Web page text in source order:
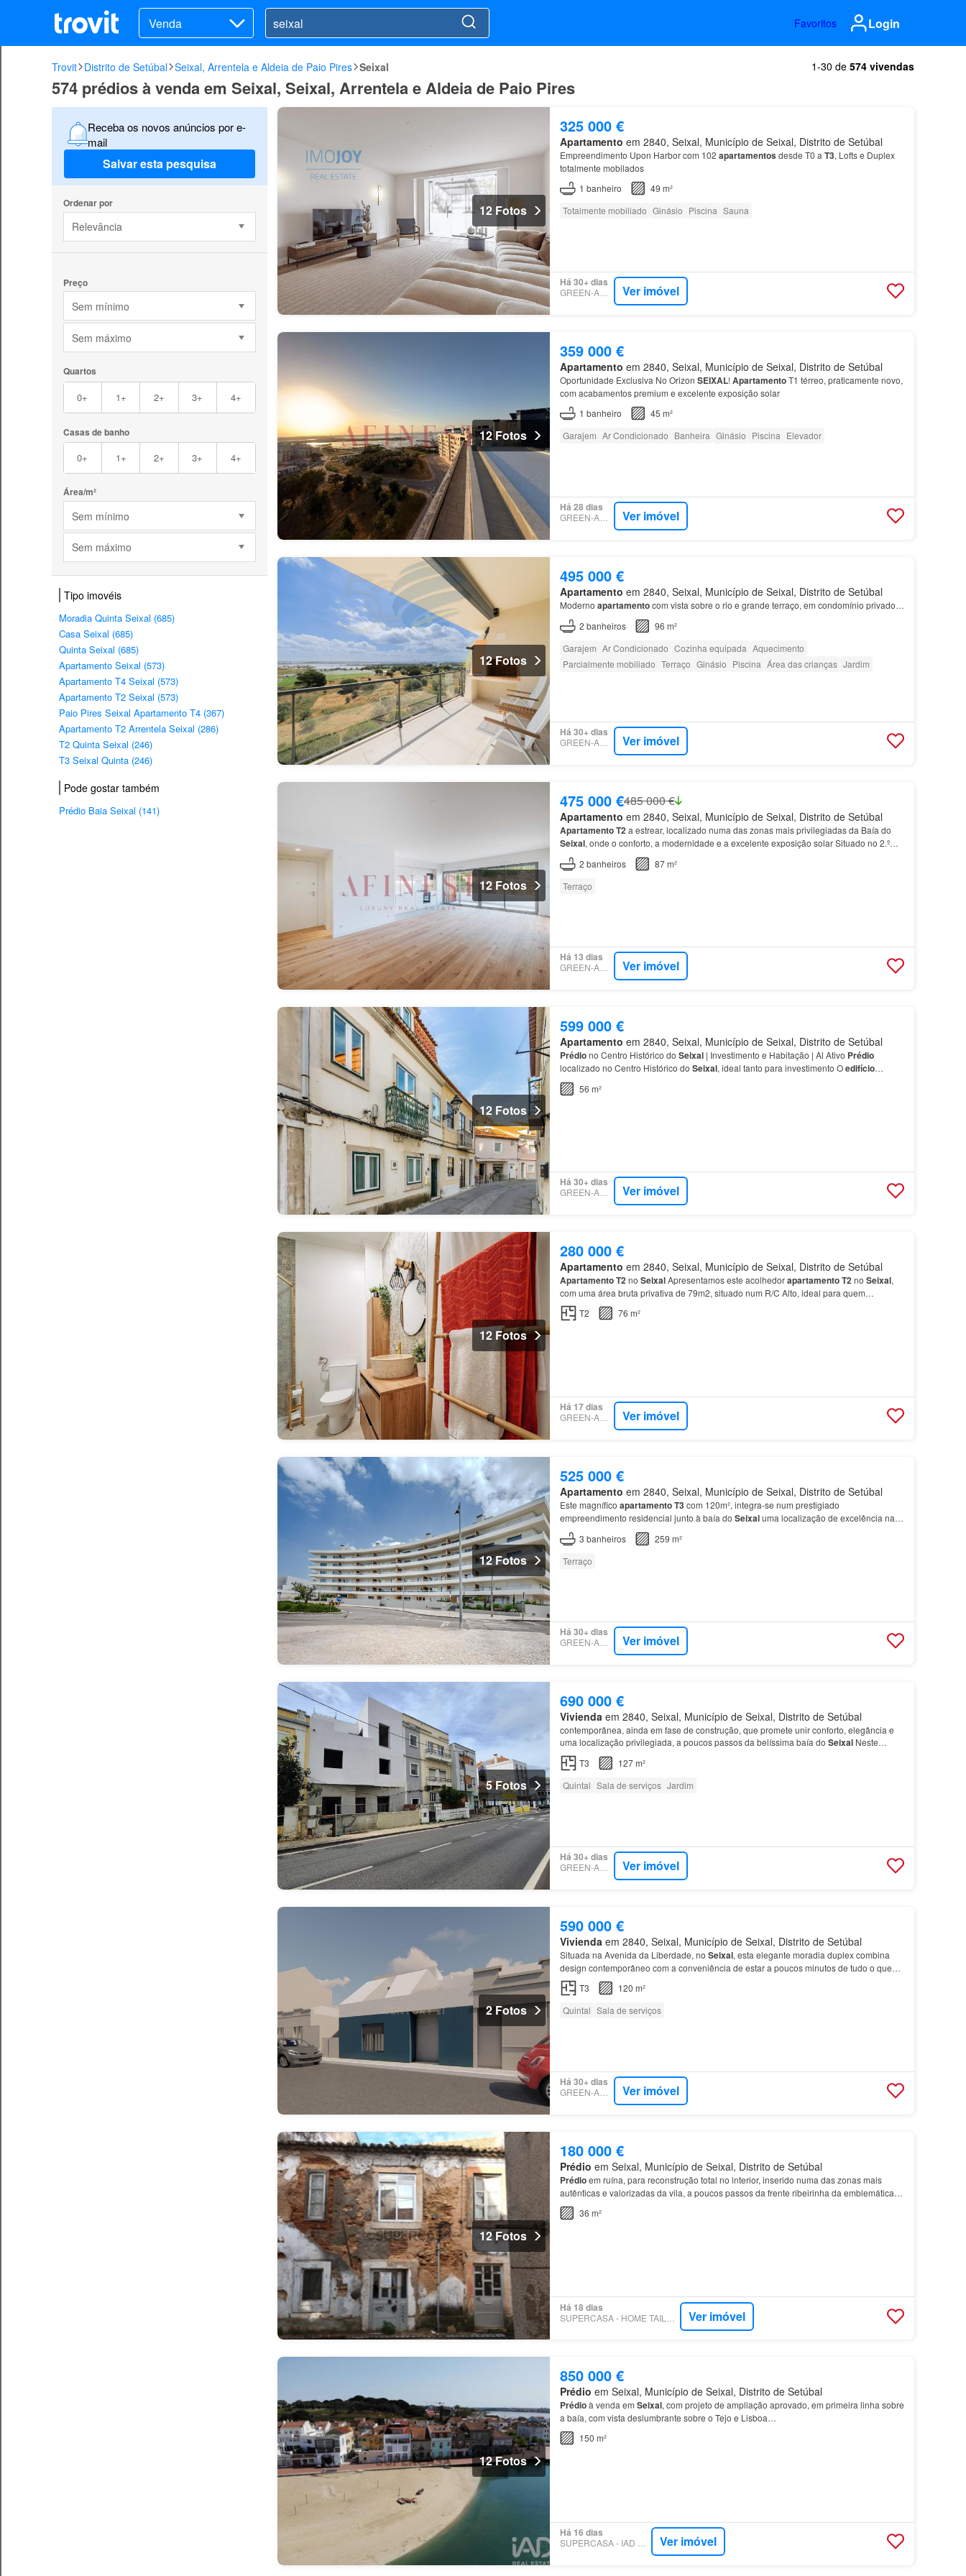
Venda Favoritos Login
Trovit Distrito de Setúbal Seixal, Arrentela e Aldeia de Paio Pires Seixal 1-30 de 574 vivendas
574 prédios à venda em Seixal, Seixal, Arrentela e Aldeia de Paio Pires
Receba os novos anúncios por e-
mail
Salvar esta pesquisa
Ordenar por
Relevância
Preço
Sem mínimo
Sem máximo
Quartos
0+ 1+ 2+ 3+ 4+
Casas de banho
0+ 1+ 2+ 3+ 4+
Área/m²
Sem mínimo
Sem máximo
Tipo imovéis
Moradia Quinta Seixal (685)
Casa Seixal (685)
Quinta Seixal (685)
Apartamento Seixal (573)
Apartamento T4 Seixal (573)
Apartamento T2 Seixal (573)
Paio Pires Seixal Apartamento T4 (367)
Apartamento T2 Arrentela Seixal (286)
T2 Quinta Seixal (246)
T3 Seixal Quinta (246)
Pode gostar também
Prédio Baia Seixal (141)
12 Fotos
325 000 €
Apartamento em 2840, Seixal, Município de Seixal, Distrito de Setúbal
Empreendimento Upon Harbor com 102 apartamentos desde T0 a T3, Lofts e Duplex
totalmente mobilados
1 banheiro
49 m²
Totalmente mobiliado Ginásio Piscina Sauna
Há 30+ dias
GREEN-ACRES Ver imóvel
12 Fotos
359 000 €
Apartamento em 2840, Seixal, Município de Seixal, Distrito de Setúbal
Oportunidade Exclusiva No Orizon SEIXAL!ApartamentoT1 térreo, praticamente novo,
com acabamentos premium e excelente exposição solar
1 banheiro
45 m²
Garajem Ar Condicionado Banheira Ginásio Piscina Elevador
Há 28 dias
GREEN-ACRES Ver imóvel
12 Fotos
495 000 €
Apartamento em 2840, Seixal, Município de Seixal, Distrito de Setúbal
Moderno apartamentocom vista sobre o rio e grande terraço, em condomínio privado…
2 banheiros
96 m²
Garajem Ar Condicionado Cozinha equipada Aquecimento
Parcialmente mobiliado Terraço Ginásio Piscina Área das crianças Jardim
Há 30+ dias
GREEN-ACRES Ver imóvel
12 Fotos
475 000 €485 000 €
Apartamento em 2840, Seixal, Município de Seixal, Distrito de Setúbal
ApartamentoT2a estrear, localizado numa das zonas mais privilegiadas da Baía do
Seixal, onde o conforto, a modernidade e a excelente exposição solar Situado no 2.º
piso apartamento
2 banheiros
87 m²
Terraço
Há 13 dias
GREEN-ACRES Ver imóvel
12 Fotos
599 000 €
Apartamento em 2840, Seixal, Município de Seixal, Distrito de Setúbal
Prédiono Centro Histórico do Seixal| Investimento e Habitação | Al Ativo Prédio
localizado no Centro Histórico do Seixal, ideal tanto para investimento Oedifício
destaca-se pela sua excelente qualidade de construção, resul…
56 m²
Há 30+ dias
GREEN-ACRES Ver imóvel
12 Fotos
280 000 €
Apartamento em 2840, Seixal, Município de Seixal, Distrito de Setúbal
ApartamentoT2no SeixalApresentamos este acolhedorapartamentoT2no Seixal,
com uma área bruta privativa de 79m2, situado num R/C Alto, ideal para quem…
T2
76 m²
Há 17 dias
GREEN-ACRES Ver imóvel
12 Fotos
525 000 €
Apartamento em 2840, Seixal, Município de Seixal, Distrito de Setúbal
Este magnífico apartamentoT3com 120m², integra-se num prestigiado
empreendimento residencial junto à baía do Seixaluma localização de excelência na
isolamento acústico para total conforto e tranquilidade Distribuição intel…
3 banheiros
259 m²
Terraço
Há 30+ dias
GREEN-ACRES Ver imóvel
5 Fotos
690 000 €
Vivienda em 2840, Seixal, Município de Seixal, Distrito de Setúbal
contemporânea, ainda em fase de construção, que promete unir conforto, elegância e
uma localização privilegiada, a poucos passos da belíssima baía do SeixalNeste
mesmo
piso, encontra ainda um escritório funcional, ideal para…
T3
127 m²
Quintal Sala de serviços Jardim
Há 30+ dias
GREEN-ACRES Ver imóvel
2 Fotos
590 000 €
Vivienda em 2840, Seixal, Município de Seixal, Distrito de Setúbal
Situada na Avenida da Liberdade, no Seixal, esta elegante moradia duplex combina
design contemporâneo com a conveniência de estar a poucos minutos de tudo o que
precisa, mercados, escolas, serviços, transportes e, claro, a be…
T3
120 m²
Quintal Sala de serviços
Há 30+ dias
GREEN-ACRES Ver imóvel
12 Fotos
180 000 €
Prédio em Seixal, Município de Seixal, Distrito de Setúbal
Prédioem ruína, para reconstrução total no interior, inserido numa das zonas mais
autênticas e valorizadas da vila, a poucos passos da frente ribeirinha da emblemática
Baía do
36 m²
Há 18 dias
Ver imóvel
12 Fotos
850 000 €
Prédio em Seixal, Município de Seixal, Distrito de Setúbal
Prédioà venda em Seixal, com projeto de ampliação aprovado, em primeira linha sobre
a baía, com vista deslumbrante sobre o Tejo e Lisboa…
150 m²
Há 16 dias
Ver imóvel